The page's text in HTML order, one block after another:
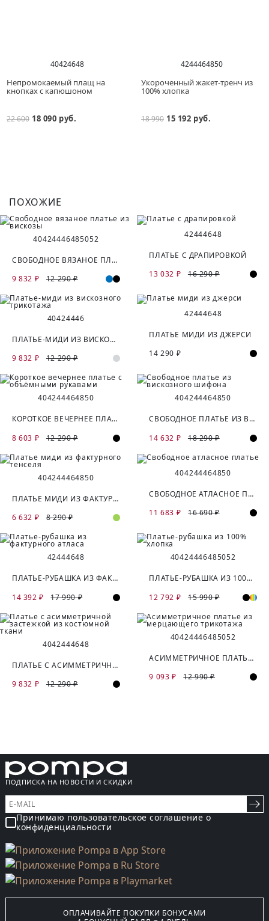
40424648
Непромокаемый плащ на
кнопках с капюшоном
22 600 18 090 руб.
4244464850
Укороченный жакет-тренч из
100% хлопка
18 990 15 192 руб.
ПОХОЖИЕ
40424446485052
СВОБОДНОЕ ВЯЗАНОЕ ПЛАТЬЕ ИЗ ВИСКОЗЫ
9 832 ₽
12 290 ₽
42444648
ПЛАТЬЕ С ДРАПИРОВКОЙ
13 032 ₽
16 290 ₽
40424446
ПЛАТЬЕ-МИДИ ИЗ ВИСКОЗНОГО ТРИКОТАЖА
9 832 ₽
12 290 ₽
42444648
ПЛАТЬЕ МИДИ ИЗ ДЖЕРСИ
14 290 ₽
404244464850
КОРОТКОЕ ВЕЧЕРНЕЕ ПЛАТЬЕ С ОБЪЁМНЫМИ РУКАВАМИ
8 603 ₽
12 290 ₽
404244464850
СВОБОДНОЕ ПЛАТЬЕ ИЗ ВИСКОЗНОГО ШИФОНА
14 632 ₽
18 290 ₽
404244464850
ПЛАТЬЕ МИДИ ИЗ ФАКТУРНОГО ТЕНСЕЛЯ
6 632 ₽
8 290 ₽
404244464850
СВОБОДНОЕ АТЛАСНОЕ ПЛАТЬЕ
11 683 ₽
16 690 ₽
42444648
ПЛАТЬЕ-РУБАШКА ИЗ ФАКТУРНОГО АТЛАСА
14 392 ₽
17 990 ₽
40424446485052
ПЛАТЬЕ-РУБАШКА ИЗ 100% ХЛОПКА
12 792 ₽
15 990 ₽
4042444648
ПЛАТЬЕ С АСИММЕТРИЧНОЙ ЗАСТЕЖКОЙ ИЗ КОСТЮМНОЙ ТКАНИ
9 832 ₽
12 290 ₽
40424446485052
АСИММЕТРИЧНОЕ ПЛАТЬЕ ИЗ МЕРЦАЮЩЕГО ТРИКОТАЖА
9 093 ₽
12 990 ₽
ПОДПИСКА НА НОВОСТИ И СКИДКИ
Принимаю пользовательское соглашение о
конфиденциальности
ОПЛАЧИВАЙТЕ ПОКУПКИ БОНУСАМИ